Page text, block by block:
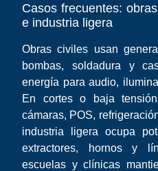
Casos frecuentes:
e industria ligera
Obras civiles usan
bombas, soldadura y
energía para audio,
En cortes o baja
cámaras, POS,
industria ligera ocupa
extractores, hornos y
escuelas y clínicas